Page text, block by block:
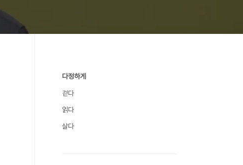
다정하게
걷다
읽다
살다